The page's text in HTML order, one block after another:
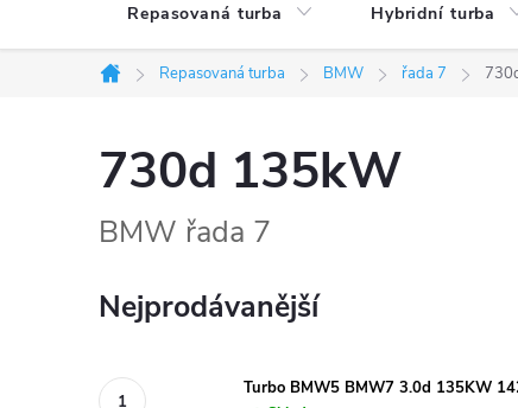
Repasovaná turba Hybridní turba
Domů
Repasovaná turba BMW řada 7
730d 135kW
BMW řada 7
Nejprodávanější
Turbo BMW5 BMW7 3.0d 135KW